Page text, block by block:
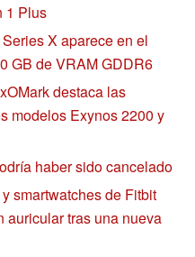
1 Plus
X aparece en el
GB de VRAM GDDR6
destaca las
modelos Exynos 2200 y
haber sido cancelado
smartwatches de Fitbit
auricular tras una nueva